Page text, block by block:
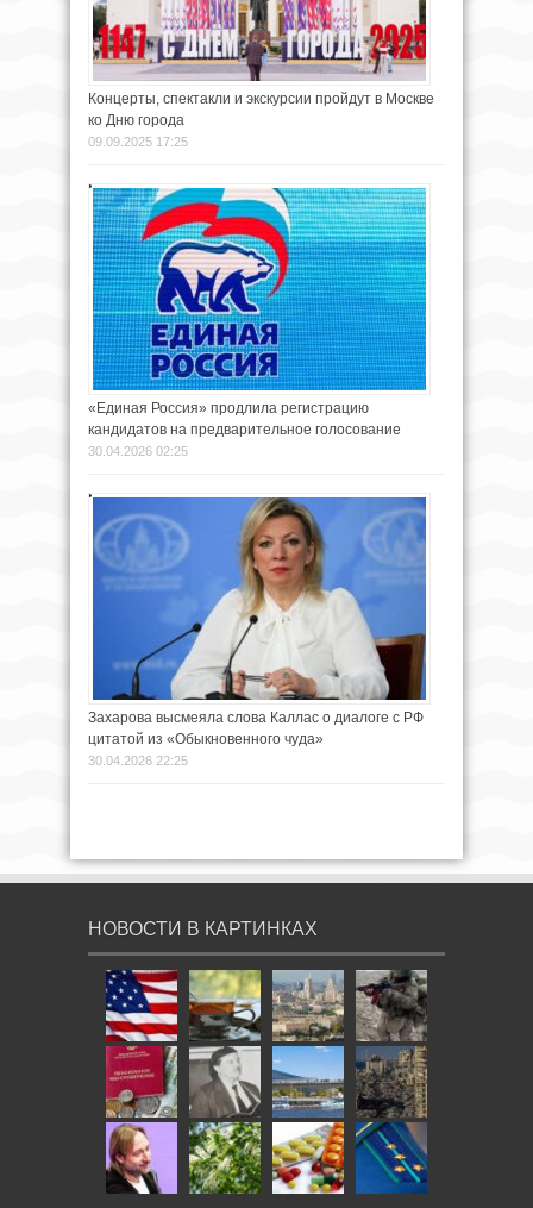
Концерты, спектакли и экскурсии пройдут в Москве
ко Дню города
09.09.2025 17:25
«Единая Россия» продлила регистрацию
кандидатов на предварительное голосование
30.04.2026 02:25
Захарова высмеяла слова Каллас о диалоге с РФ
цитатой из «Обыкновенного чуда»
30.04.2026 22:25
НОВОСТИ В КАРТИНКАХ